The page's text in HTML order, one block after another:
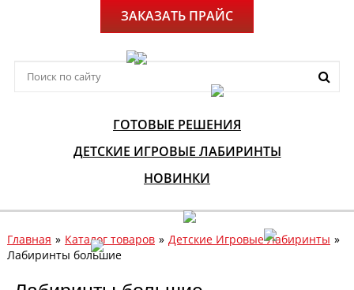
ЗАКАЗАТЬ ПРАЙС
ГОТОВЫЕ РЕШЕНИЯ
ДЕТСКИЕ ИГРОВЫЕ ЛАБИРИНТЫ
НОВИНКИ
Главная » Каталог товаров » Детские Игровые Лабиринты »
Лабиринты большие